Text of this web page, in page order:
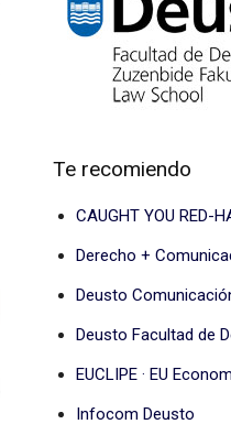
Te recomiendo
CAUGHT YOU RED-
Derecho +
Deusto
Deusto Facultad de
EUCLIPE · EU
Infocom Deusto